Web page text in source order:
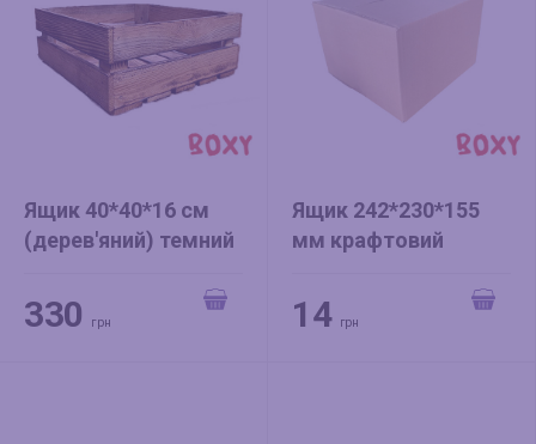
Ящик 40*40*16 см
(дерев'яний) темний
330 грн
Ящик 242*230*155
мм крафтовий
14 грн